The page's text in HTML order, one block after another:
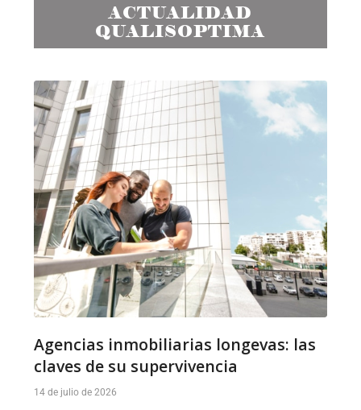
ACTUALIDAD
QUALISOPTIMA
Agencias inmobiliarias longevas: las
claves de su supervivencia
14 de julio de 2026